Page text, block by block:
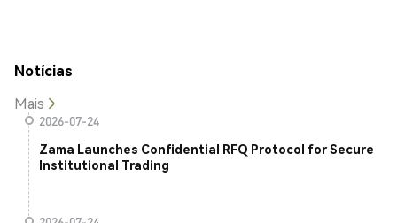
Notícias
Mais
2026-07-24
Zama Launches Confidential RFQ Protocol for Secure
Institutional Trading